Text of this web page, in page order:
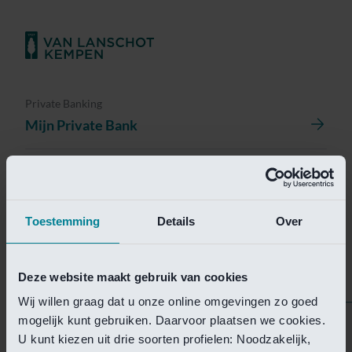
Toestemming Details Over
Deze website maakt gebruik van cookies
Wij willen graag dat u onze online omgevingen zo goed
mogelijk kunt gebruiken. Daarvoor plaatsen we cookies.
U kunt kiezen uit drie soorten profielen: Noodzakelijk,
Private Banking
Mijn Private Bank
Helaas is deze pagina